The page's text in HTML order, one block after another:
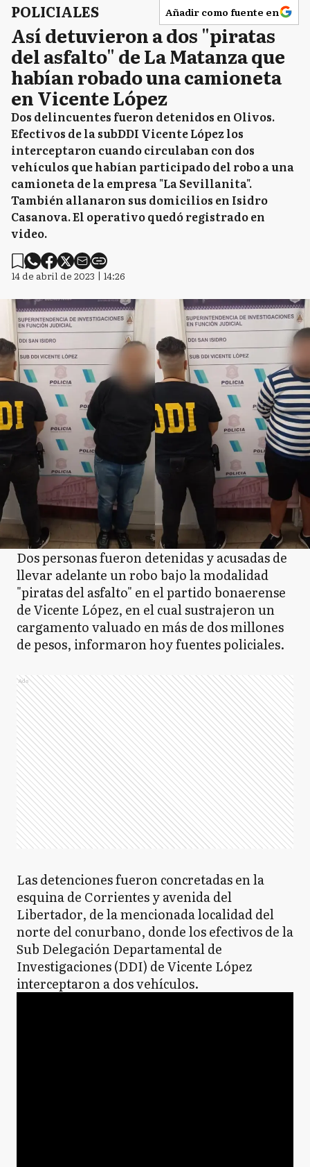
POLICIALES Añadir como fuente en
Así detuvieron a dos "piratas
del asfalto" de La Matanza que
habían robado una camioneta
en Vicente López
Dos delincuentes fueron detenidos en Olivos.
Efectivos de la subDDI Vicente López los
interceptaron cuando circulaban con dos
vehículos que habían participado del robo a una
camioneta de la empresa "La Sevillanita".
También allanaron sus domicilios en Isidro
Casanova. El operativo quedó registrado en
video.
14 de abril de 2023 | 14:26
Dos personas fueron detenidas y acusadas de
llevar adelante un robo bajo la modalidad
"piratas del asfalto" en el partido bonaerense
de Vicente López, en el cual sustrajeron un
cargamento valuado en más de dos millones
de pesos, informaron hoy fuentes policiales.
Ads
Las detenciones fueron concretadas en la
esquina de Corrientes y avenida del
Libertador, de la mencionada localidad del
norte del conurbano, donde los efectivos de la
Sub Delegación Departamental de
Investigaciones (DDI) de Vicente López
interceptaron a dos vehículos.